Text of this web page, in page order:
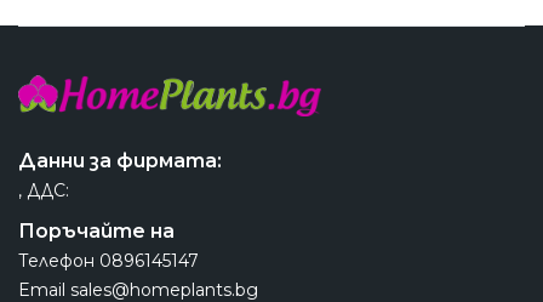
Данни за фирмата:
, ДДС:
Поръчайте на
Телефон 0896145147
Email sales@homeplants.bg